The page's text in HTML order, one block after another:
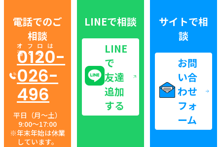
電話でのご
相談
オフロは
湯くる
0120-
026-
496
平日（月〜土）
9:00〜17:00
※年末年始は休業
しています。
LINEで相談
LINE
で
友達
追加
する
サイトで相
談
お問
い合
わせ
フォ
ーム